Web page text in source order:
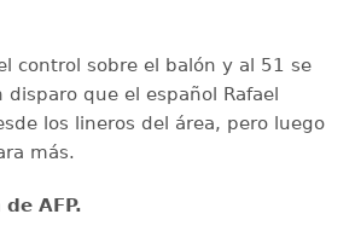
control sobre el balón y al 51 se
disparo que el español Rafael
los lineros del área, pero luego
más.
AFP.